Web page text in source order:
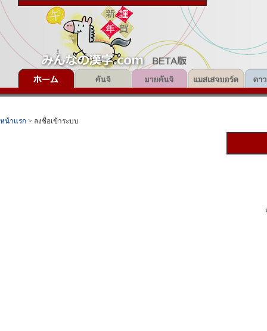
หน้าแรก > ลงชื่อเข้าระบบ